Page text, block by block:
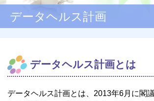
データヘルス計画
データヘルス計画とは
データヘルス計画とは、2013年6月に閣